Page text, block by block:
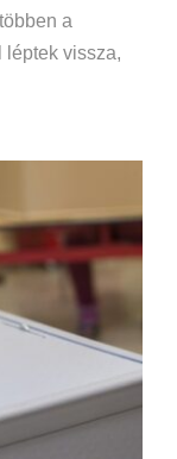
a
vissza,